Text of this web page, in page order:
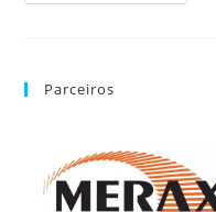
Parceiros